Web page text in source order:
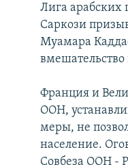
Лига арабских
Саркози
Муамара
Франция и
ООН,
меры, не
население.
Совбеза ООН -